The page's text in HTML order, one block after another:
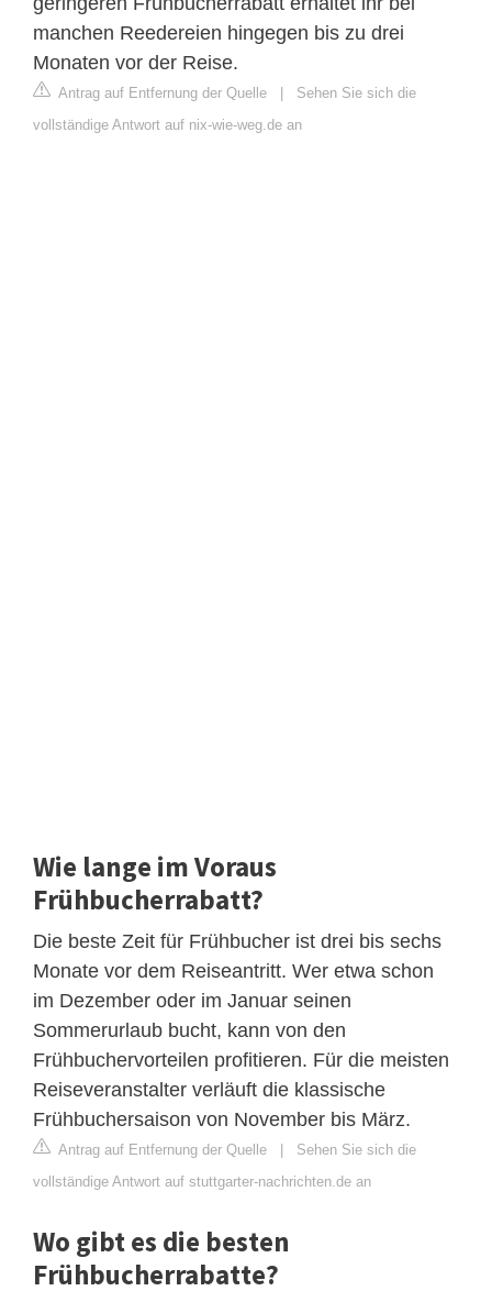
manchen Reedereien hingegen bis zu drei
Monaten vor der Reise.
Antrag auf Entfernung der Quelle | Sehen Sie sich die
vollständige Antwort auf nix-wie-weg.de an
Wie lange im Voraus
Frühbucherrabatt?
Die beste Zeit für Frühbucher ist drei bis sechs
Monate vor dem Reiseantritt. Wer etwa schon
im Dezember oder im Januar seinen
Sommerurlaub bucht, kann von den
Frühbuchervorteilen profitieren. Für die meisten
Reiseveranstalter verläuft die klassische
Frühbuchersaison von November bis März.
Antrag auf Entfernung der Quelle | Sehen Sie sich die
vollständige Antwort auf stuttgarter-nachrichten.de an
Wo gibt es die besten
Frühbucherrabatte?